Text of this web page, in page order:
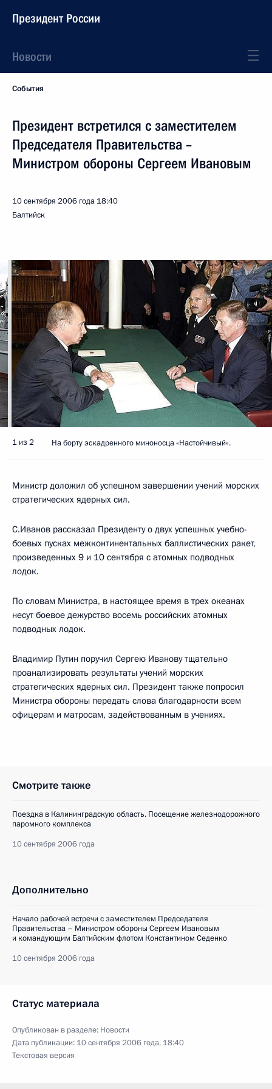
Президент России
Новости
События
Президент встретился с заместителем
Председателя Правительства –
Министром обороны Сергеем Ивановым
10 сентября 2006 года 18:40
Балтийск
1 из 2 На борту эскадренного миноносца «Настойчивый».
Министр доложил об успешном завершении учений морских
стратегических ядерных сил.
С.Иванов рассказал Президенту о двух успешных учебно-
боевых пусках межконтинентальных баллистических ракет,
произведенных 9 и 10 сентября с атомных подводных
лодок.
По словам Министра, в настоящее время в трех океанах
несут боевое дежурство восемь российских атомных
подводных лодок.
Владимир Путин поручил Сергею Иванову тщательно
проанализировать результаты учений морских
стратегических ядерных сил. Президент также попросил
Министра обороны передать слова благодарности всем
офицерам и матросам, задействованным в учениях.
Смотрите также
Поездка в Калининградскую область. Посещение железнодорожного
паромного комплекса
10 сентября 2006 года
Дополнительно
Начало рабочей встречи с заместителем Председателя
Правительства – Министром обороны Сергеем Ивановым
и командующим Балтийским флотом Константином Седенко
10 сентября 2006 года
Статус материала
Опубликован в разделе: Новости
Дата публикации: 10 сентября 2006 года, 18:40
Текстовая версия